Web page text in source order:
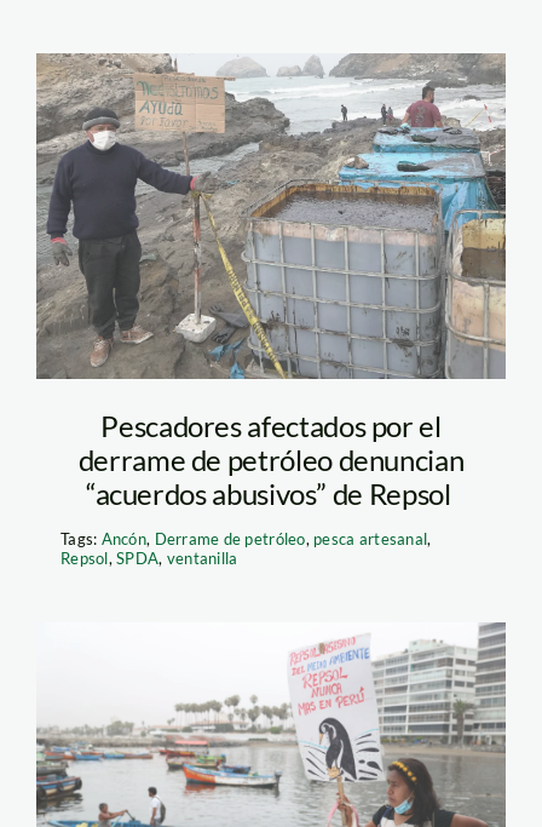
pescador-de-
ventanilla—derrame-
repsol—jaime-tranca
—spda
Pescadores afectados por el
derrame de petróleo denuncian
“acuerdos abusivos” de Repsol
Tags: Ancón, Derrame de petróleo, pesca artesanal,
Repsol,SPDA, ventanilla
petróleo_Repsol_SPDA